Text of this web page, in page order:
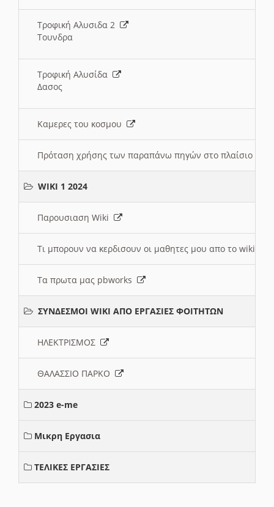
Τροφική Αλυσιδα 2
Τουνδρα
Τροφική Αλυσίδα
Δασος
Καμερες του κοσμου
Πρόταση χρήσης των παραπάνω πηγών στο πλαίσιο
WIKI 1 2024
Παρουσιαση Wiki
Τι μπορουν να κερδισουν οι μαθητες μου απο το wiki
Τα πρωτα μας pbworks
ΣΥΝΔΕΣΜΟΙ WIKI ΑΠΟ ΕΡΓΑΣΙΕΣ ΦΟΙΤΗΤΩΝ
ΗΛΕΚΤΡΙΣΜΟΣ
ΘΑΛΑΣΣΙΟ ΠΑΡΚΟ
2023 e-me
Μικρη Εργασια
ΤΕΛΙΚΕΣ ΕΡΓΑΣΙΕΣ